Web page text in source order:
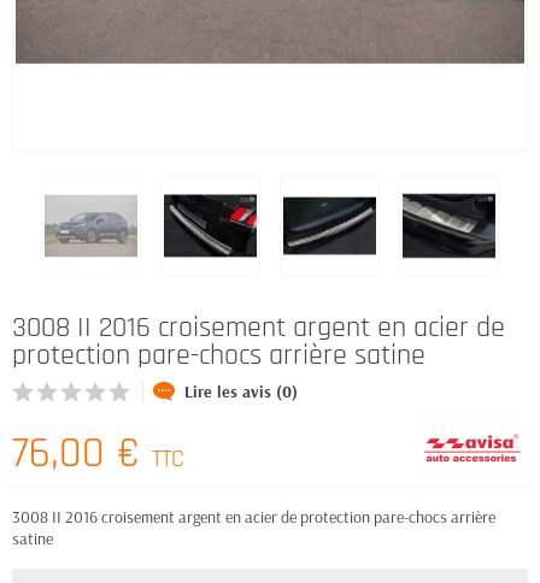
3008 II 2016 croisement argent en acier de
protection pare-chocs arrière satine
Lire les avis (0)
76,00 € TTC
3008 II 2016 croisement argent en acier de protection pare-chocs arrière
satine